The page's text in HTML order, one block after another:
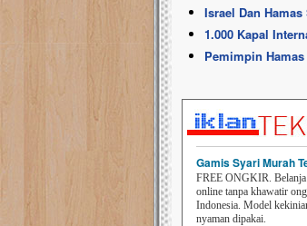
Israel Dan
1.000 Kapal
Pemimpin
Gamis Syari Murah
FREE ONGKIR.
online tanpa khawatir
Indonesia. Model
nyaman dipakai.